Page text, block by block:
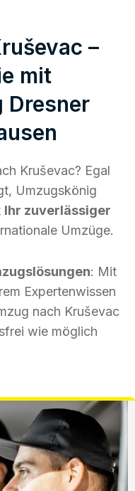
–
mit
Dresner
Kruševac? Egal
Umzugskönig
Ihr zuverlässiger
Umzüge.
: Mit
Expertenwissen
nach Kruševac
wie möglich